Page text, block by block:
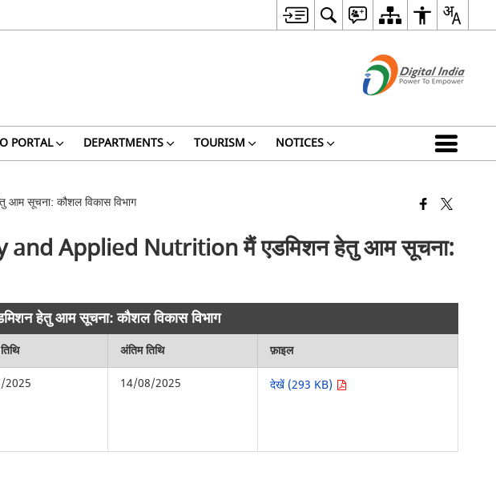
PORTAL DEPARTMENTS TOURISM NOTICES
सूचना: कौशल विकास विभाग
Applied Nutrition मैं एडमिशन हेतु आम सूचना:
हेतु आम सूचना: कौशल विकास विभाग
अंतिम तिथि
फ़ाइल
2025 14/08/2025 देखें (293 KB)